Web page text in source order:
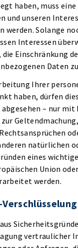
haben, muss
und unseren
werden. Solange
Interessen
die Einschränkung
Daten
Ihrer
haben, dürfen
– nur mit
natürlichen
eines
Union
werden.
Verschlüsselung
vertraulicher